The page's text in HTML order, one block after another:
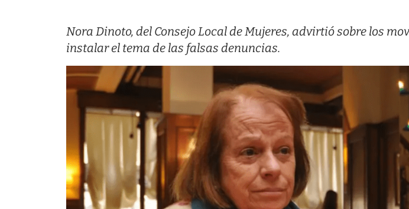
Nora Dinoto, del Consejo Local de Mujeres, advirtió sobre los
instalar el tema de las falsas denuncias.